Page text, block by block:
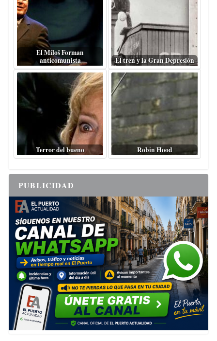
El Miloš Forman
anticomunista
El tren y la Gran Depresión
Terror del bueno Robin Hood
PUBLICIDAD